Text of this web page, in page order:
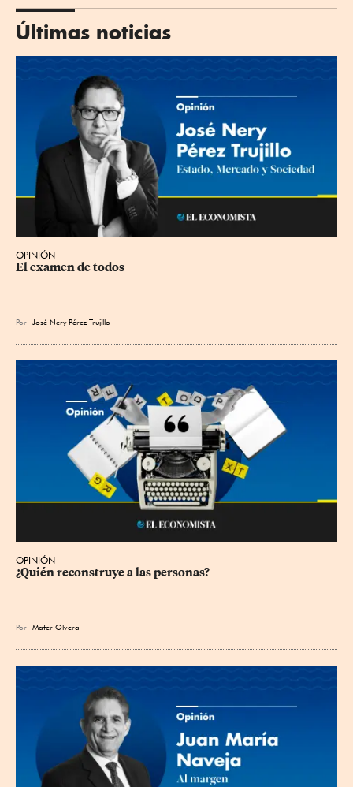
Últimas noticias
OPINIÓN
El examen de todos
Por José Nery Pérez Trujillo
OPINIÓN
¿Quién reconstruye a las personas?
Por Mafer Olvera